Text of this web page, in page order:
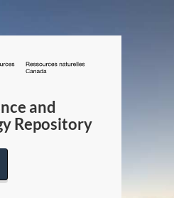
/
Canada
and
Repository